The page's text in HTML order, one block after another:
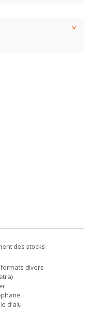
des stocks
divers
d'alu